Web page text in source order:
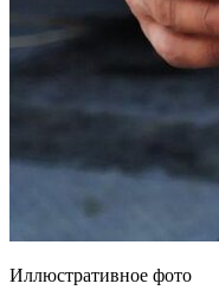
Иллюстративное фото